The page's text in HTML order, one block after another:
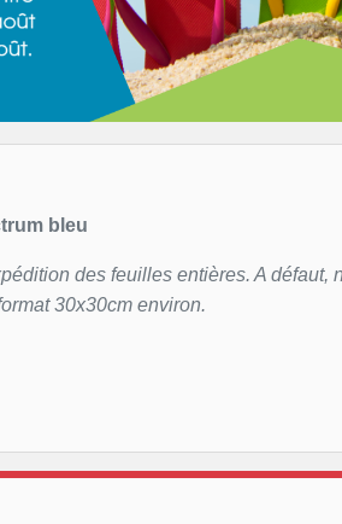
bleu
des feuilles entières. A défaut,
30x30cm environ.